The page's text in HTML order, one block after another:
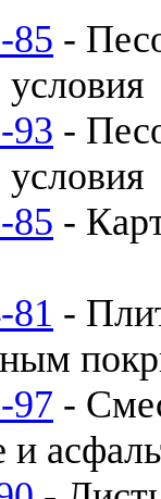
85 -
93 -
85 -
-
97 -